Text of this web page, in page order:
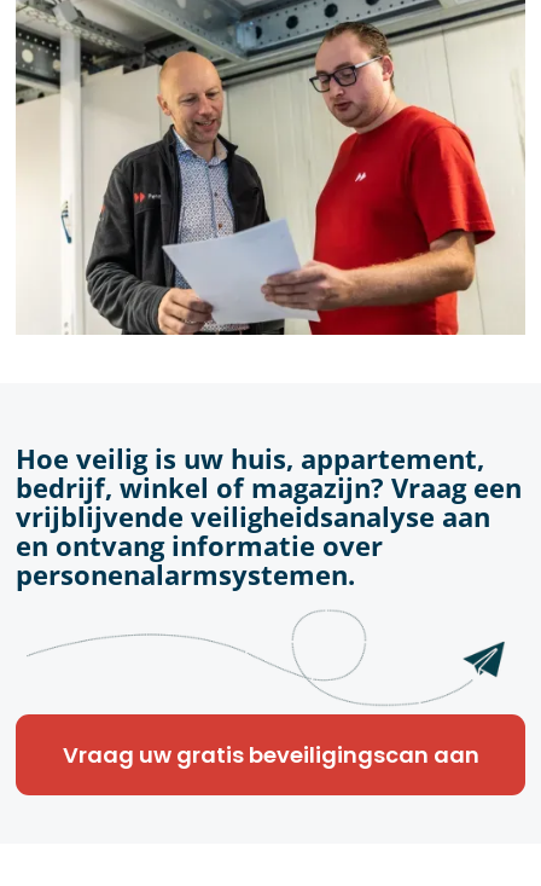
Hoe veilig is uw huis, appartement,
bedrijf, winkel of magazijn? Vraag een
vrijblijvende veiligheidsanalyse aan
en ontvang informatie over
personenalarmsystemen.
Vraag uw gratis beveiligingscan aan